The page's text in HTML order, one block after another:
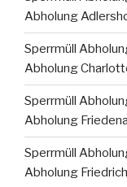
Abholung
Sperrmüll
Abholung
Sperrmüll
Abholung
Sperrmüll
Abholung